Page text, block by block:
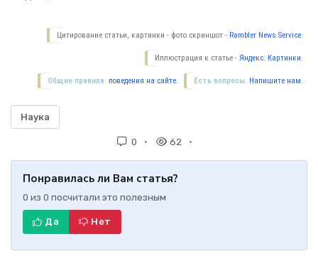
Цитирование статьи, картинки - фото скриншот - Rambler News Service.
Иллюстрация к статье - Яндекс. Картинки.
Есть вопросы. Напишите нам.
Общие правила поведения на сайте.
Наука
0 62
Понравилась ли Вам статья?
0 из 0 посчитали это полезным
Да Нет